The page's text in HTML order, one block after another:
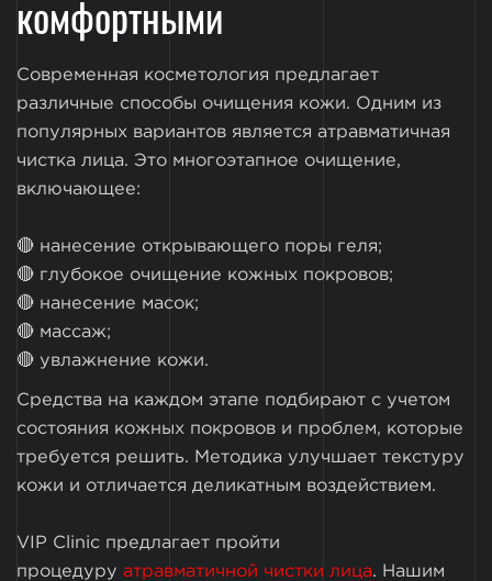
комфортными
Современная косметология предлагает
различные способы очищения кожи. Одним из
популярных вариантов является атравматичная
чистка лица. Это многоэтапное очищение,
включающее:
🔴 нанесение открывающего поры геля;
🔴 глубокое очищение кожных покровов;
🔴 нанесение масок;
🔴 массаж;
🔴 увлажнение кожи.
Средства на каждом этапе подбирают с учетом
состояния кожных покровов и проблем, которые
требуется решить. Методика улучшает текстуру
кожи и отличается деликатным воздействием.
VIP Clinic предлагает пройти
процедуру атравматичной чистки лица. Нашим